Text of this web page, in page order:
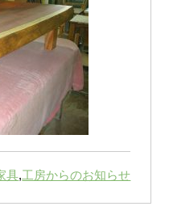
具,工房からのお知らせ